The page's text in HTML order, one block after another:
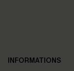
INFORMATIONS